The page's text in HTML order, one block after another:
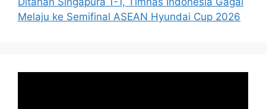
Melaju ke Semifinal ASEAN Hyundai Cup 2026